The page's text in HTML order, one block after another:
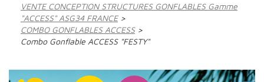
VENTE CONCEPTION STRUCTURES GONFLABLES Gamme
"ACCESS" ASG34 FRANCE
COMBO GONFLABLES ACCESS
Combo Gonflable ACCESS "FESTY"